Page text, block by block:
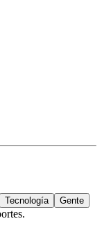
Tecnología Gente
.